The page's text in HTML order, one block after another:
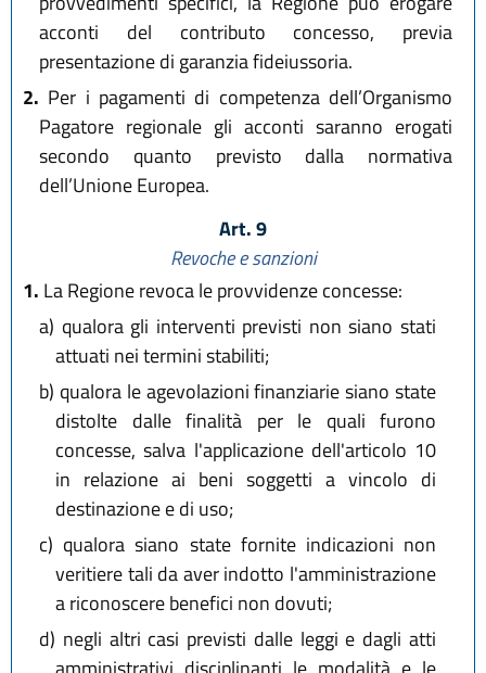
acconti del contributo concesso, previa
presentazione di garanzia fideiussoria.
2. Per i pagamenti di competenza dell’Organismo
Pagatore regionale gli acconti saranno erogati
secondo quanto previsto dalla normativa
dell’Unione Europea.
Art. 9
Revoche e sanzioni
1. La Regione revoca le provvidenze concesse:
a) qualora gli interventi previsti non siano stati
attuati nei termini stabiliti;
b) qualora le agevolazioni finanziarie siano state
distolte dalle finalità per le quali furono
concesse, salva l'applicazione dell'articolo 10
in relazione ai beni soggetti a vincolo di
destinazione e di uso;
c) qualora siano state fornite indicazioni non
veritiere tali da aver indotto l'amministrazione
a riconoscere benefici non dovuti;
d) negli altri casi previsti dalle leggi e dagli atti